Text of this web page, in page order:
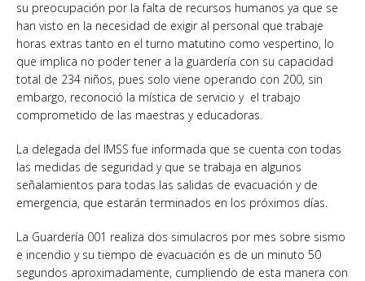
su preocupación por la falta de recursos humanos ya que se
han visto en la necesidad de exigir al personal que trabaje
horas extras tanto en el turno matutino como vespertino, lo
que implica no poder tener a la guardería con su capacidad
total de 234 niños, pues solo viene operando con 200, sin
embargo, reconoció la mística de servicio y el trabajo
comprometido de las maestras y educadoras.
La delegada del IMSS fue informada que se cuenta con todas
las medidas de seguridad y que se trabaja en algunos
señalamientos para todas las salidas de evacuación y de
emergencia, que estarán terminados en los próximos días.
La Guardería 001 realiza dos simulacros por mes sobre sismo
e incendio y su tiempo de evacuación es de un minuto 50
segundos aproximadamente, cumpliendo de esta manera con